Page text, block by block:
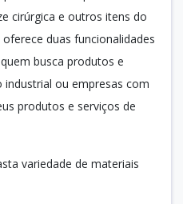
cirúrgica e outros itens do
duas funcionalidades
busca produtos e
ou empresas com
produtos e serviços de
variedade de materiais